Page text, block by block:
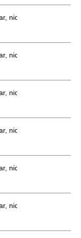
nicht bestellbar
nicht bestellbar
nicht bestellbar
nicht bestellbar
nicht bestellbar
nicht bestellbar